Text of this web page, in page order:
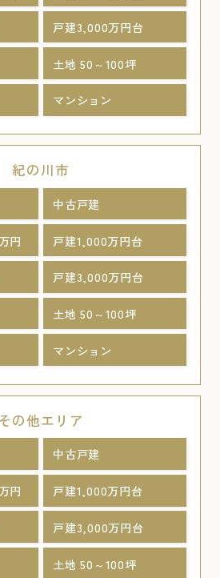
戸建3,000万円台
土地 50～100坪
マンション
紀の川市
中古戸建
円 戸建1,000万円台
戸建3,000万円台
土地 50～100坪
マンション
の他エリア
中古戸建
円 戸建1,000万円台
戸建3,000万円台
土地 50～100坪